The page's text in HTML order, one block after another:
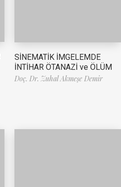
SİNEMATİK İMGELEMDE
İNTİHAR ÖTANAZİ ve ÖLÜM
Doç. Dr. Zuhal Akmeşe Demir